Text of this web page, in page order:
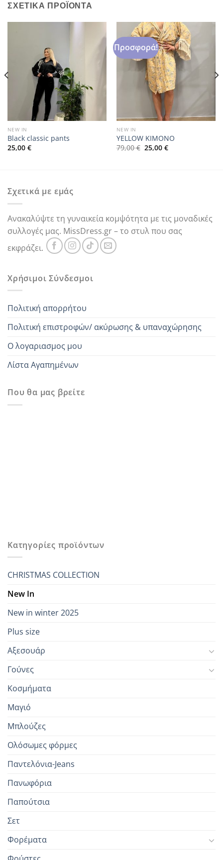
ΣΧΕΤΙΚΆ ΠΡΟΪΌΝΤΑ
NEW IN
Black classic pants
25,00 €
Προσφορά!
NEW IN
YELLOW KIMONO
79,00€ Original
price
25,00 €Η
τρέχουσα
Σχετικά με εμάς
Ανακαλύψτε τη γυναικεία κομψότητα με τις μοναδικές
συλλογές μας. MissDress.gr – το στυλ που σας
εκφράζει.
Χρήσιμοι Σύνδεσμοι
Πολιτική απορρήτου
Πολιτική επιστροφών/ ακύρωσης & υπαναχώρησης
Ο λογαριασμος μου
Λίστα Αγαπημένων
Που θα μας βρείτε
Κατηγορίες προϊόντων
CHRISTMAS COLLECTION
New In
New in winter 2025
Plus size
Αξεσουάρ
Γούνες
Κοσμήματα
Μαγιό
Μπλούζες
Ολόσωμες φόρμες
Παντελόνια-Jeans
Πανωφόρια
Παπούτσια
Σετ
Φορέματα